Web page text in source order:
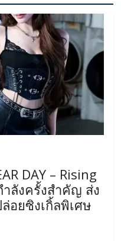
DAY – Rising
ลังครั้งสำคัญ ส่ง
อยซิงเกิ้ลพิเศษ